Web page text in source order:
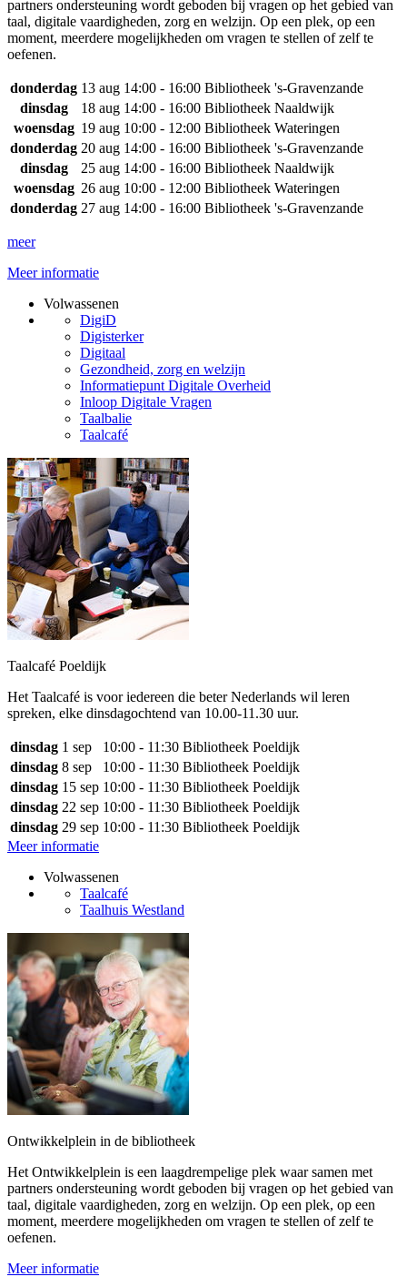
partners ondersteuning wordt geboden bij vragen op het gebied van
taal, digitale vaardigheden, zorg en welzijn. Op een plek, op een
moment, meerdere mogelijkheden om vragen te stellen of zelf te
oefenen.
donderdag 13 aug 14:00 - 16:00 Bibliotheek 's-Gravenzande
dinsdag
18 aug 14:00 - 16:00 Bibliotheek Naaldwijk
woensdag 19 aug 10:00 - 12:00 Bibliotheek Wateringen
donderdag 20 aug 14:00 - 16:00 Bibliotheek 's-Gravenzande
dinsdag
25 aug 14:00 - 16:00 Bibliotheek Naaldwijk
woensdag 26 aug 10:00 - 12:00 Bibliotheek Wateringen
donderdag 27 aug 14:00 - 16:00 Bibliotheek 's-Gravenzande
meer
Meer informatie
Volwassenen
DigiD
Digisterker
Digitaal
Gezondheid, zorg en welzijn
Informatiepunt Digitale Overheid
Inloop Digitale Vragen
Taalbalie
Taalcafé
Taalcafé Poeldijk
Het Taalcafé is voor iedereen die beter Nederlands wil leren
spreken, elke dinsdagochtend van 10.00-11.30 uur.
dinsdag 1 sep 10:00 - 11:30 Bibliotheek Poeldijk
dinsdag 8 sep 10:00 - 11:30 Bibliotheek Poeldijk
dinsdag 15 sep 10:00 - 11:30 Bibliotheek Poeldijk
dinsdag 22 sep 10:00 - 11:30 Bibliotheek Poeldijk
dinsdag 29 sep 10:00 - 11:30 Bibliotheek Poeldijk
Meer informatie
Volwassenen
Taalcafé
Taalhuis Westland
Ontwikkelplein in de bibliotheek
Het Ontwikkelplein is een laagdrempelige plek waar samen met
partners ondersteuning wordt geboden bij vragen op het gebied van
taal, digitale vaardigheden, zorg en welzijn. Op een plek, op een
moment, meerdere mogelijkheden om vragen te stellen of zelf te
oefenen.
Meer informatie